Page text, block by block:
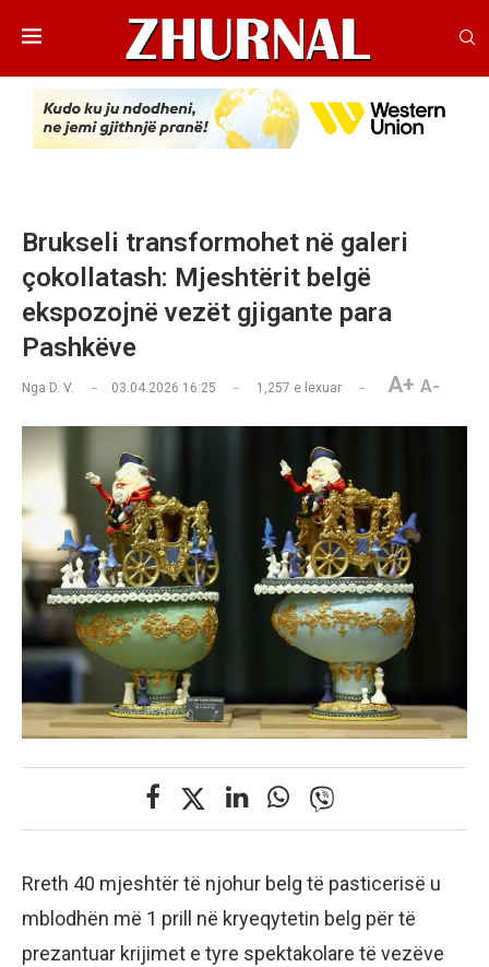
Brukseli transformohet në galeri
çokollatash: Mjeshtërit belgë
ekspozojnë vezët gjigante para
Pashkëve
Nga D. V. 03.04.2026 16:25 1,257 e lexuar A+ A-
Rreth 40 mjeshtër të njohur belg të pasticerisë u
mblodhën më 1 prill në kryeqytetin belg për të
prezantuar krijimet e tyre spektakolare të vezëve